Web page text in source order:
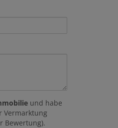
und habe
Vermarktung
Bewertung).